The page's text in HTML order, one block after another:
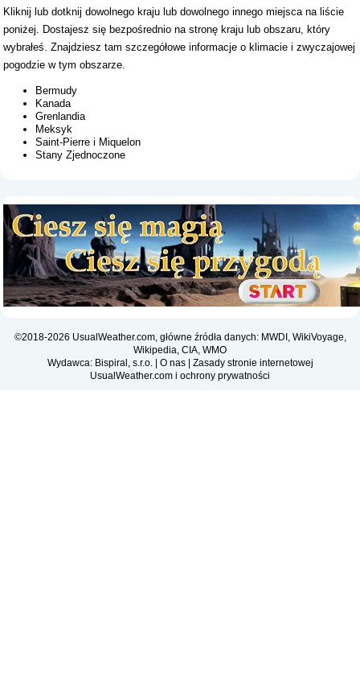
Kliknij lub dotknij dowolnego kraju lub dowolnego innego miejsca na liście
poniżej. Dostajesz się bezpośrednio na stronę kraju lub obszaru, który
wybrałeś. Znajdziesz tam szczegółowe informacje o klimacie i zwyczajowej
pogodzie w tym obszarze.
Bermudy
Kanada
Grenlandia
Meksyk
Saint-Pierre i Miquelon
Stany Zjednoczone
©2018-2026 UsualWeather.com, główne źródła danych: MWDI, WikiVoyage,
Wikipedia, CIA, WMO
Wydawca: Bispiral, s.r.o. | O nas| Zasady stronie internetowej
UsualWeather.com i ochrony prywatności